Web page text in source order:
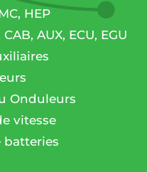
HEP
AUX, ECU, EGU
Onduleurs
vitesse
batteries